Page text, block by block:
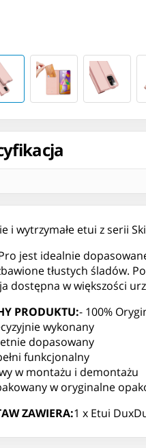
i wytrzymałe etui z serii
jest idealnie
tłustych śladów.
dostępna w większości
PRODUKTU:- 100%
wykonany
dopasowany
funkcjonalny
w montażu i demontażu
w oryginalne
ZAWIERA:1 x Etui